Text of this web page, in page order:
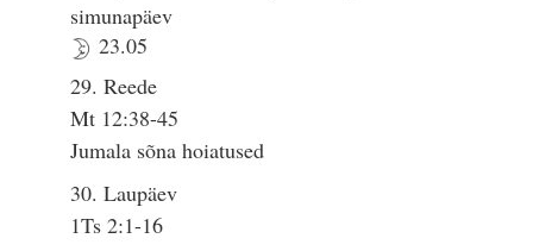
simunapäev
23.05
29. Reede
Mt 12:38-45
Jumala sõna hoiatused
30. Laupäev
1Ts 2:1-16